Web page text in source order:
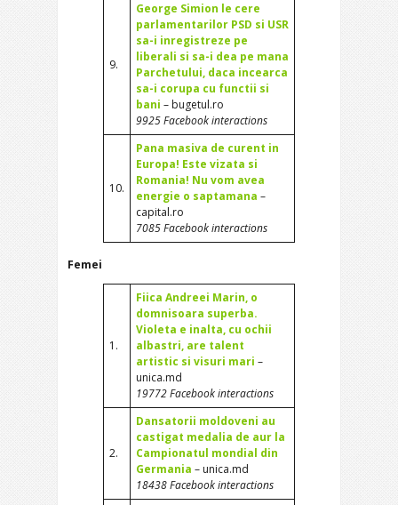
9.
George Simion le cere
parlamentarilor PSD si USR
sa-i inregistreze pe
liberali si sa-i dea pe mana
Parchetului, daca incearca
sa-i corupa cu functii si
bani – bugetul.ro
9925 Facebook interactions
10.
Pana masiva de curent in
Europa! Este vizata si
Romania! Nu vom avea
energie o saptamana –
capital.ro
7085 Facebook interactions
Femei
1.
Fiica Andreei Marin, o
domnisoara superba.
Violeta e inalta, cu ochii
albastri, are talent
artistic si visuri mari –
unica.md
19772 Facebook interactions
2.
Dansatorii moldoveni au
castigat medalia de aur la
Campionatul mondial din
Germania – unica.md
18438 Facebook interactions